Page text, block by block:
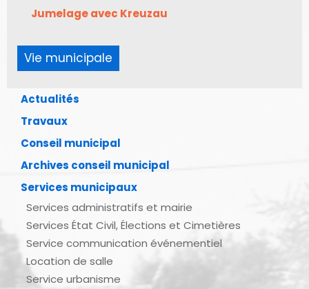
Jumelage avec Kreuzau
Vie municipale
Actualités
Travaux
Conseil municipal
Archives conseil municipal
Services municipaux
Services administratifs et mairie
Services État Civil, Élections et Cimetières
Service communication événementiel
Location de salle
Service urbanisme